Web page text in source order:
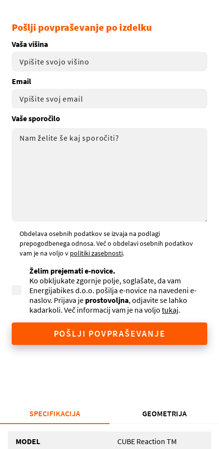
Pošlji povpraševanje po izdelku
Vaša višina
Email
Vaše sporočilo
Obdelava osebnih podatkov se izvaja na podlagi
prepogodbenega odnosa. Več o obdelavi osebnih podatkov
vam je na voljo v politiki zasebnosti.
Želim prejemati e-novice.
Ko obkljukate zgornje polje, soglašate, da vam
Energijabikes d.o.o. pošilja e-novice na navedeni e-
naslov. Prijava je prostovoljna, odjavite se lahko
kadarkoli. Več informacij vam je na voljo tukaj.
POŠLJI POVPRAŠEVANJE
SPECIFIKACIJA GEOMETRIJA
MODEL CUBE Reaction TM